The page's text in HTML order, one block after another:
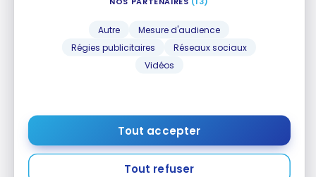
Autre
Mesure d'audience
Régies publicitaires
Réseaux sociaux
Vidéos
Tout accepter
Tout refuser
terrasse d’hiver du William Gray, sur le toit de
l’Hôtel William Gray dans le Vieux-Montréal, séduit
couvertures et lumières douces. Vin chaud et
cocktails créatifs accompagnent les visiteurs dans
ce cadre pittoresque.